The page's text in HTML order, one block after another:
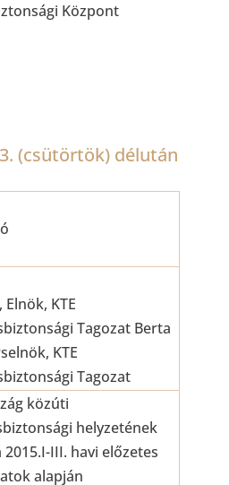
Központ
(csütörtök) délután
Elnök, KTE
Tagozat Berta
KTE
Tagozat
közúti
helyzetének
2015.I-III. havi előzetes
alapján